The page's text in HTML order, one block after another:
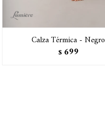
Calza Térmica - Negro
$ 699